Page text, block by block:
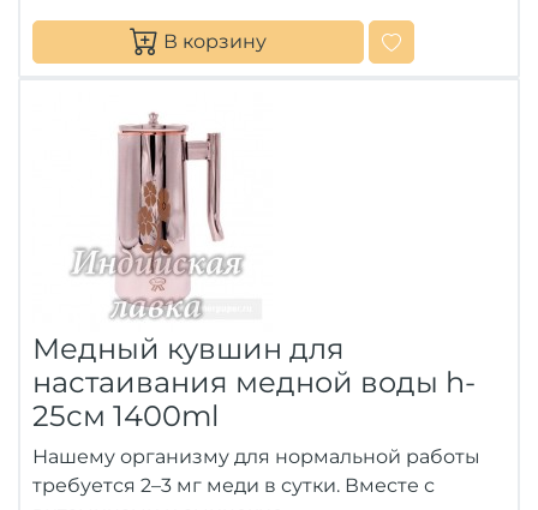
В корзину
Медный кувшин для
настаивания медной воды h-
25см 1400ml
Нашему организму для нормальной работы
требуется 2–3 мг меди в сутки. Вместе с